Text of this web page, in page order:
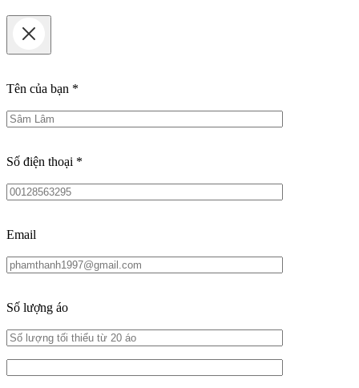
Tên của bạn *
Số điện thoại *
Email
Số lượng áo